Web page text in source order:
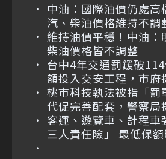
中油：國際油價仍處高
汽、柴油價格維持不調
維持油價平穩！中油：
柴油價格皆不調整
台中4年交通罰鍰破
額投入交安工程，市府
桃市科技執法被指「罰
代促完善配套，警察局
客運、遊覽車、計程車
三人責任險」 最低保